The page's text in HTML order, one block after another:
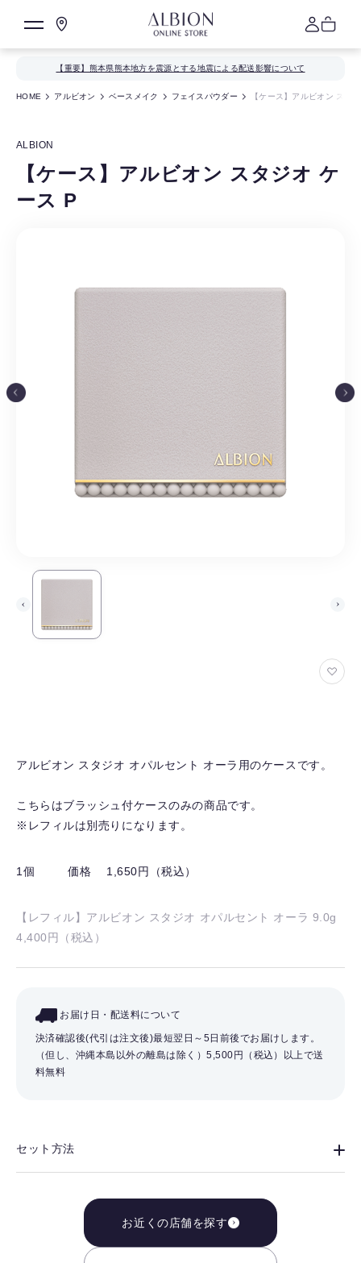
【重要】熊本県熊本地方を震源とする地震による配送影響について
HOME アルビオン ベースメイク フェイスパウダー 【ケース】アルビオン スタ
ALBION
【ケース】アルビオン スタジオ ケ
ース P
お
を
アルビオン スタジオ オパルセント オーラ用のケースです。
こちらはブラッシュ付ケースのみの商品です。
※レフィルは別売りになります。
1個 価格 1,650円（税込）
【レフィル】アルビオン スタジオ オパルセント オーラ 9.0g
4,400円（税込）
お届け日・配送料について
決済確認後(代引は注文後)最短翌日～5日前後でお届けします。
（但し、沖縄本島以外の離島は除く）5,500円（税込）以上で送
料無料
セット方法
お近くの店舗を探す